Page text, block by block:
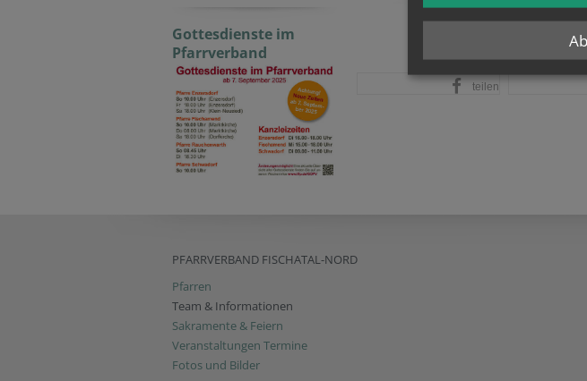
Gottesdienste im
Pfarrverband
teilen
PFARRVERBAND FISCHATAL-NORD
Pfarren
Team & Informationen
Sakramente & Feiern
Veranstaltungen Termine
Fotos und Bilder